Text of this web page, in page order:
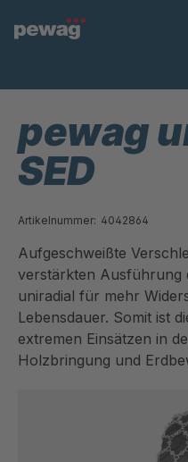
pewag
SED
Artikelnummer: 4042864
Aufgeschweißte
verstärkten Ausführung
uniradial für mehr
Lebensdauer. Somit ist
extremen Einsätzen in
Holzbringung und